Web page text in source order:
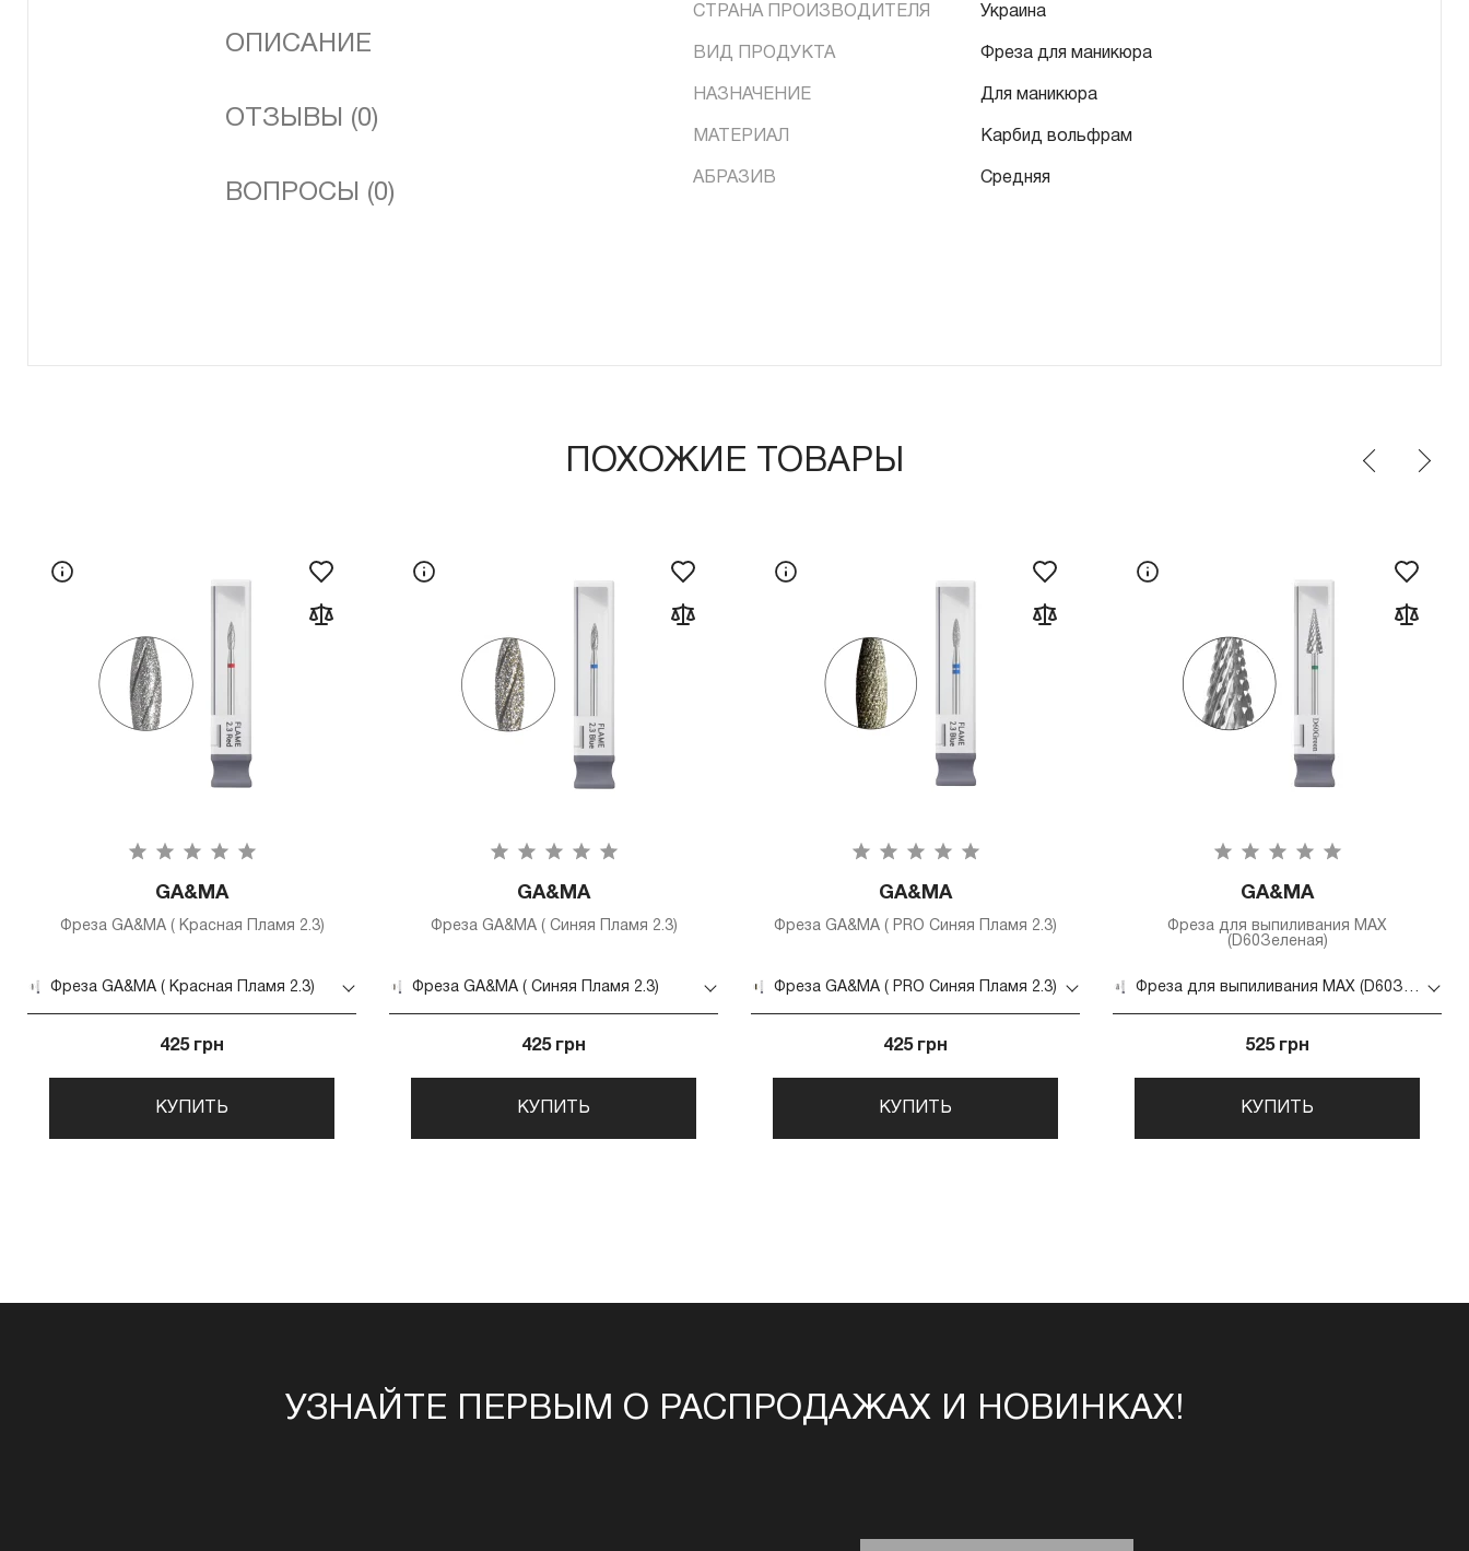
ОПИСАНИЕ
ОТЗЫВЫ (0)
ВОПРОСЫ (0)
СТРАНА ПРОИЗВОДИТЕЛЯ Украина
ВИД ПРОДУКТА Фреза для маникюра
НАЗНАЧЕНИЕ Для маникюра
МАТЕРИАЛ Карбид вольфрам
АБРАЗИВ Средняя
ПОХОЖИЕ ТОВАРЫ
GA&MA
Фреза GA&MA ( Красная Пламя 2.3)
Фреза GA&MA ( Красная Пламя 2.3)
425 грн
КУПИТЬ
GA&MA
Фреза GA&MA ( Синяя Пламя 2.3)
Фреза GA&MA ( Синяя Пламя 2.3)
425 грн
КУПИТЬ
GA&MA
Фреза GA&MA ( PRO Синяя Пламя 2.3)
Фреза GA&MA ( PRO Синяя Пламя 2.3)
425 грн
КУПИТЬ
GA&MA
Фреза для выпиливания MAX
(D60Зеленая)
Фреза для выпиливания MAX (D60Зеленая)
525 грн
КУПИТЬ
УЗНАЙТЕ ПЕРВЫМ О РАСПРОДАЖАХ И НОВИНКАХ!